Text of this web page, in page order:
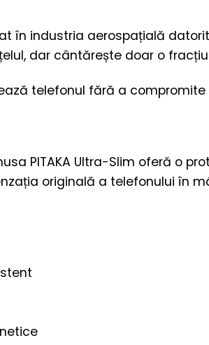
în industria aerospațială
dar cântărește doar o
telefonul fără a
PITAKA Ultra-Slim oferă o
originală a telefonului în